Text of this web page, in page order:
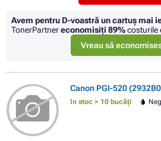
Avem pentru D-voastră un cartuș mai
TonerPartnereconomisiţi 89%costurile
Vreau să
Canon PGI-520
In stoc > 10 bucăți